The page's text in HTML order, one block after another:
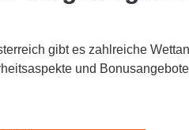
gibt es zahlreiche
und